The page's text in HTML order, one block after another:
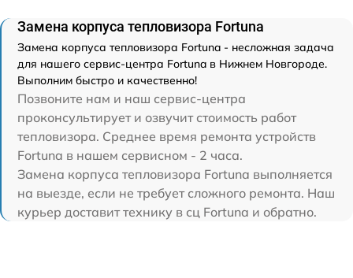
Замена корпуса тепловизора Fortuna
Замена корпуса тепловизора Fortuna - несложная задача
для нашего сервис-центра Fortuna в Нижнем Новгороде.
Выполним быстро и качественно!
Позвоните нам и наш сервис-центра
проконсультирует и озвучит стоимость работ
тепловизора. Среднее время ремонта устройств
Fortuna в нашем сервисном - 2 часа.
Замена корпуса тепловизора Fortuna выполняется
на выезде, если не требует сложного ремонта. Наш
курьер доставит технику в сц Fortuna и обратно.